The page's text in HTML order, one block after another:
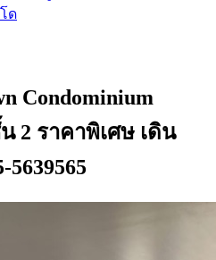
ด
Condominium
2 ราคาพิเศษ เดิน